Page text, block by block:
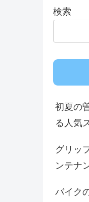
検索
初夏の
る人気
グリッ
ンテナ
バイク